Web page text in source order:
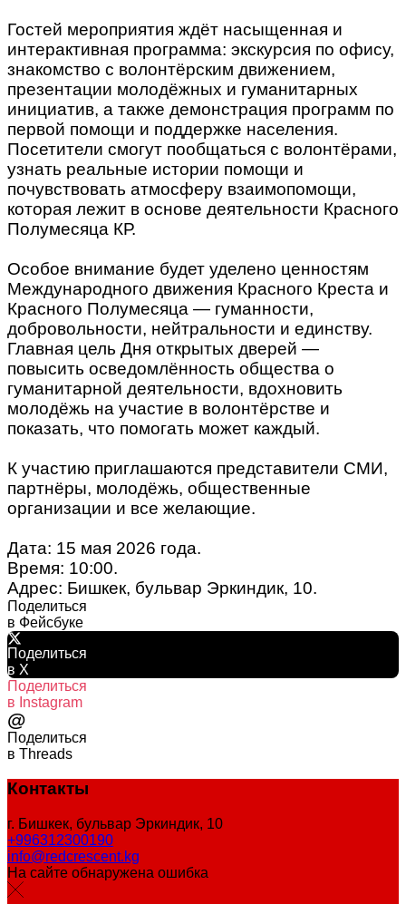
Гостей мероприятия ждёт насыщенная и
интерактивная программа: экскурсия по офису,
знакомство с волонтёрским движением,
презентации молодёжных и гуманитарных
инициатив, а также демонстрация программ по
первой помощи и поддержке населения.
Посетители смогут пообщаться с волонтёрами,
узнать реальные истории помощи и
почувствовать атмосферу взаимопомощи,
которая лежит в основе деятельности Красного
Полумесяца КР.
Особое внимание будет уделено ценностям
Международного движения Красного Креста и
Красного Полумесяца — гуманности,
добровольности, нейтральности и единству.
Главная цель Дня открытых дверей —
повысить осведомлённость общества о
гуманитарной деятельности, вдохновить
молодёжь на участие в волонтёрстве и
показать, что помогать может каждый.
К участию приглашаются представители СМИ,
партнёры, молодёжь, общественные
организации и все желающие.
Дата: 15 мая 2026 года.
Время: 10:00.
Адрес: Бишкек, бульвар Эркиндик, 10.
Поделиться
в Фейсбуке
Поделиться
в X
Поделиться
в Instagram
@
Поделиться
в Threads
Контакты
г. Бишкек, бульвар Эркиндик, 10
+996312300190
info@redcrescent.kg
На сайте обнаружена ошибка